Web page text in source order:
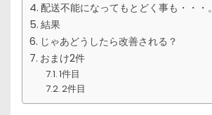
配送不能になってもとどく事も・・・。
結果
じゃあどうしたら改善される？
おまけ2件
1件目
2件目